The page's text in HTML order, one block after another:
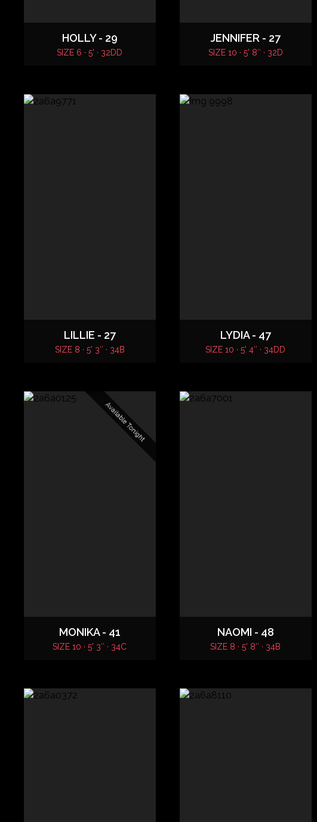
HOLLY - 29
SIZE 6 · 5' · 32DD
JENNIFER - 27
SIZE 10 · 5' 8″ · 32D
LILLIE - 27
SIZE 8 · 5' 3″ · 34B
LYDIA - 47
SIZE 10 · 5' 4″ · 34DD
Available Tonight
MONIKA - 41
SIZE 10 · 5' 3″ · 34C
NAOMI - 48
SIZE 8 · 5' 8″ · 34B